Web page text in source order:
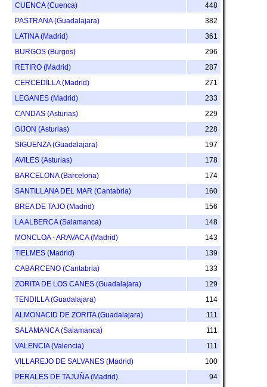
CUENCA (Cuenca)
448
PASTRANA (Guadalajara)
382
LATINA (Madrid)
361
BURGOS (Burgos)
296
RETIRO (Madrid)
287
CERCEDILLA (Madrid)
271
LEGANES (Madrid)
233
CANDAS (Asturias)
229
GIJON (Asturias)
228
SIGUENZA (Guadalajara)
197
AVILES (Asturias)
178
BARCELONA (Barcelona)
174
SANTILLANA DEL MAR (Cantabria)
160
BREA DE TAJO (Madrid)
156
LA ALBERCA (Salamanca)
148
MONCLOA - ARAVACA (Madrid)
143
TIELMES (Madrid)
139
CABARCENO (Cantabria)
133
ZORITA DE LOS CANES (Guadalajara)
129
TENDILLA (Guadalajara)
114
ALMONACID DE ZORITA (Guadalajara)
111
SALAMANCA (Salamanca)
111
VALENCIA (Valencia)
111
VILLAREJO DE SALVANES (Madrid)
100
PERALES DE TAJUÑA (Madrid)
94